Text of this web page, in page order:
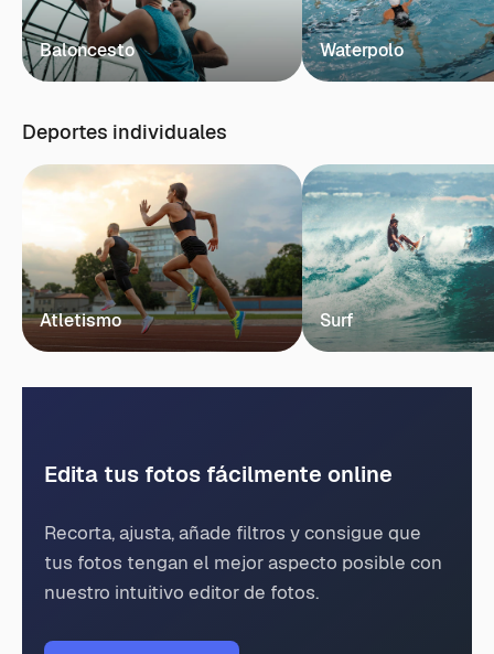
Baloncesto Waterpolo
Deportes individuales
Atletismo Surf
Edita tus fotos fácilmente online
Recorta, ajusta, añade filtros y consigue que
tus fotos tengan el mejor aspecto posible con
nuestro intuitivo editor de fotos.